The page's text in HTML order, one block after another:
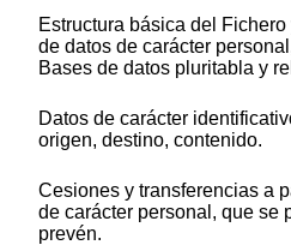
Estructura básica del
de datos de carácter
Bases de datos pluritabla y
Datos de carácter
origen, destino, contenido.
Cesiones y transferencias a
de carácter personal, que se
prevén.